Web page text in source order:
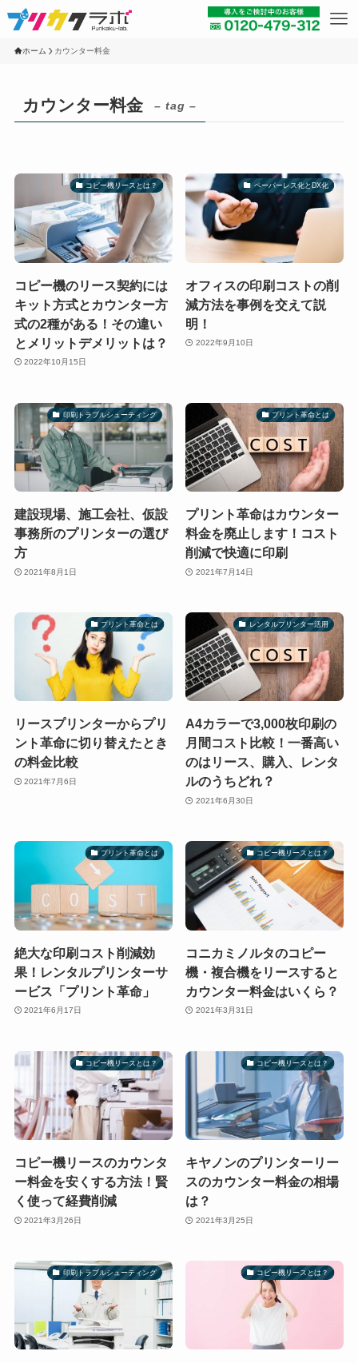
ホーム カウンター料金
カウンター料金 – tag –
コピー機リースとは？
コピー機のリース契約には
キット方式とカウンター方
式の2種がある！その違い
とメリットデメリットは？
2022年10月15日
ペーパーレス化とDX化
オフィスの印刷コストの削
減方法を事例を交えて説
明！
2022年9月10日
印刷トラブルシューティング
建設現場、施工会社、仮設
事務所のプリンターの選び
方
2021年8月1日
プリント革命とは
プリント革命はカウンター
料金を廃止します！コスト
削減で快適に印刷
2021年7月14日
プリント革命とは
リースプリンターからプリ
ント革命に切り替えたとき
の料金比較
2021年7月6日
レンタルプリンター活用
A4カラーで3,000枚印刷の
月間コスト比較！一番高い
のはリース、購入、レンタ
ルのうちどれ？
2021年6月30日
プリント革命とは
絶大な印刷コスト削減効
果！レンタルプリンターサ
ービス「プリント革命」
2021年6月17日
コピー機リースとは？
コニカミノルタのコピー
機・複合機をリースすると
カウンター料金はいくら？
2021年3月31日
コピー機リースとは？
コピー機リースのカウンタ
ー料金を安くする方法！賢
く使って経費削減
2021年3月26日
コピー機リースとは？
キヤノンのプリンターリー
スのカウンター料金の相場
は？
2021年3月25日
印刷トラブルシューティング コピー機リースとは？